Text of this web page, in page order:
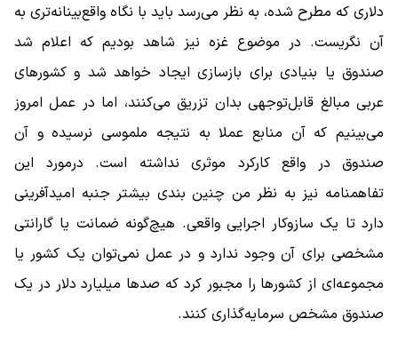
دلاری که مطرح شده، به نظر می‌رسد باید با نگاه واقع‌بینانه‌تری به
آن نگریست. در موضوع غزه نیز شاهد بودیم که اعلام شد
صندوق یا بنیادی برای بازسازی ایجاد خواهد شد و کشورهای
عربی مبالغ قابل‌توجهی بدان تزریق می‌کنند، اما در عمل امروز
می‌بینیم که آن منابع عملا به نتیجه ملموسی نرسیده و آن
صندوق در واقع کارکرد موثری نداشته است. درمورد این
تفاهمنامه نیز به نظر من چنین ‌بندی بیشتر جنبه امیدآفرینی
دارد تا یک سازوکار اجرایی واقعی. هیچ‌گونه ضمانت یا گارانتی
مشخصی برای آن وجود ندارد و در عمل نمی‌توان یک کشور یا
مجموعه‌ای از کشورها را مجبور کرد که صدها میلیارد دلار در یک
صندوق مشخص سرمایه‌گذاری کنند.